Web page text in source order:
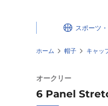
スポーツ
ホーム 帽子 キャッ
オークリー
6 Panel